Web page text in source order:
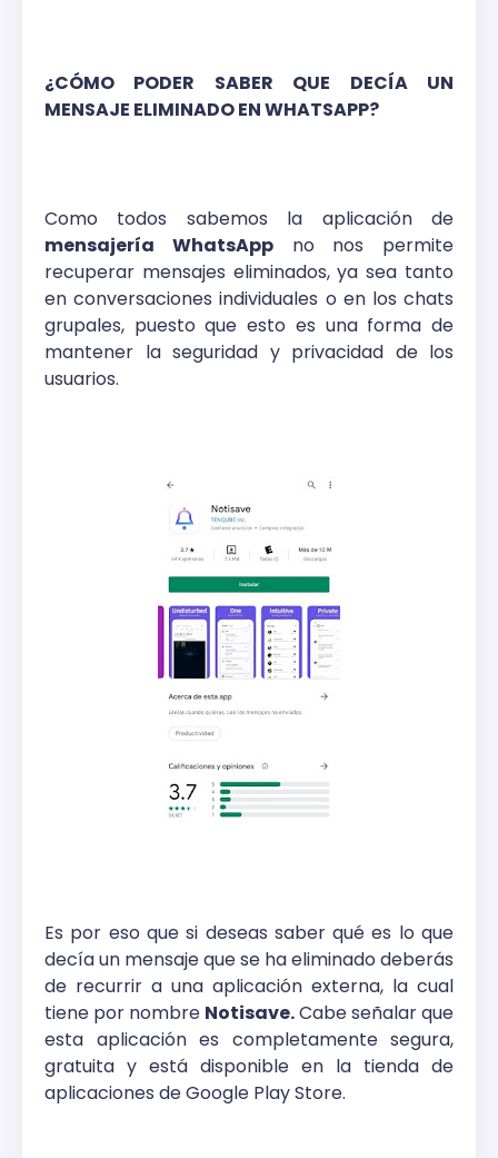
¿CÓMO PODER SABER QUE DECÍA UN
MENSAJE ELIMINADO EN WHATSAPP?
Como todos sabemos la aplicación de
mensajería WhatsAppno nos permite
recuperar mensajes eliminados, ya sea tanto
en conversaciones individuales o en los chats
grupales, puesto que esto es una forma de
mantener la seguridad y privacidad de los
usuarios.
Es por eso que si deseas saber qué es lo que
decía un mensaje que se ha eliminado deberás
de recurrir a una aplicación externa, la cual
tiene por nombre Notisave.Cabe señalar que
esta aplicación es completamente segura,
gratuita y está disponible en la tienda de
aplicaciones de Google Play Store.